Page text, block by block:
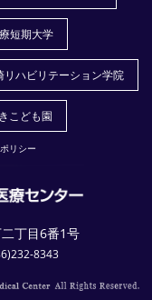
短期大学
リハビリテーション学院
こども園
リシー
丁目6番1号
8343